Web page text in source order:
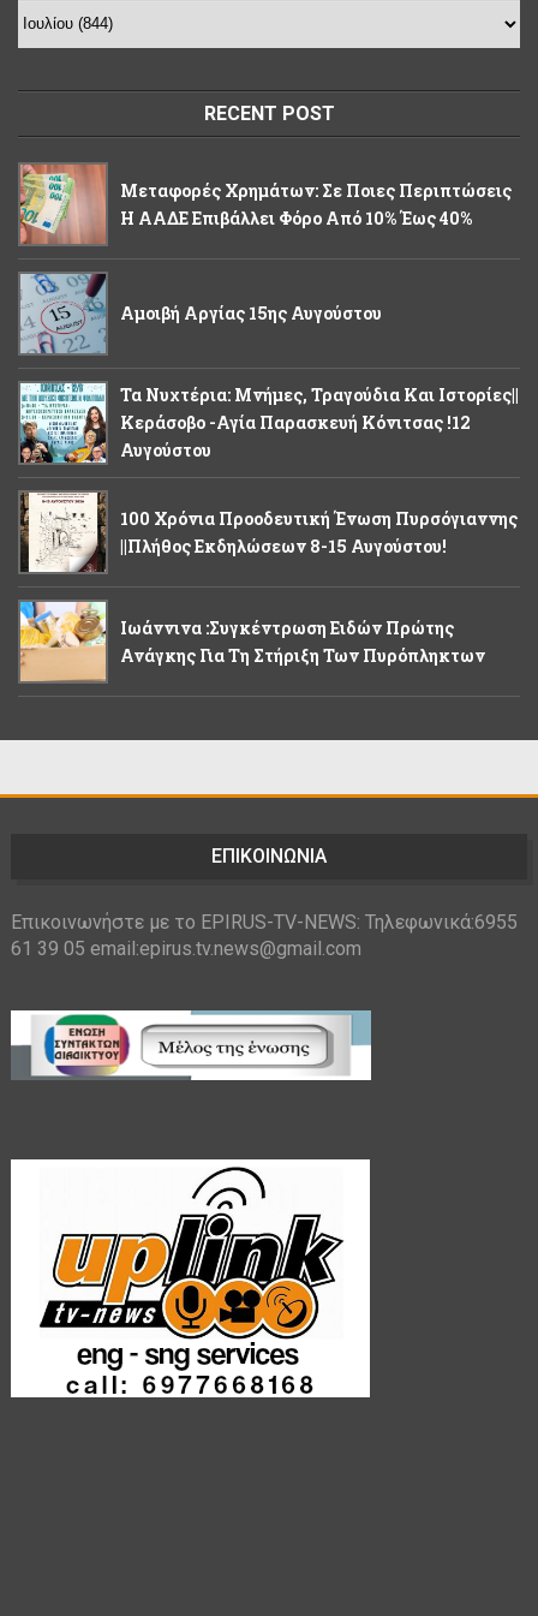
RECENT POST
Μεταφορές Χρημάτων: Σε Ποιες Περιπτώσεις
Η ΑΑΔΕ Επιβάλλει Φόρο Από 10% Έως 40%
Αμοιβή Αργίας 15ης Αυγούστου
Τα Νυχτέρια: Μνήμες, Τραγούδια Και Ιστορίες||
Κεράσοβο -Αγία Παρασκευή Κόνιτσας !12
Αυγούστου
100 Χρόνια Προοδευτική Ένωση Πυρσόγιαννης
||Πλήθος Εκδηλώσεων 8-15 Αυγούστου!
Ιωάννινα :Συγκέντρωση Ειδών Πρώτης
Ανάγκης Για Τη Στήριξη Των Πυρόπληκτων
ΕΠΙΚΟΙΝΩΝΙΑ
Επικοινωνήστε με το EPIRUS-TV-NEWS: Τηλεφωνικά:6955
61 39 05 email:epirus.tv.news@gmail.com